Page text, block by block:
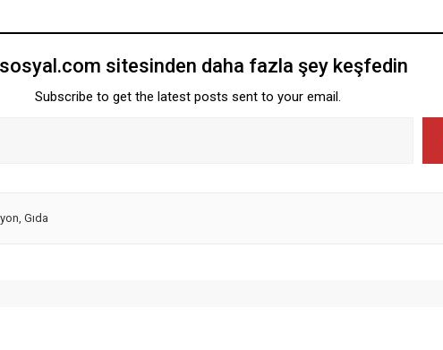
sitesinden daha fazla şey keşfedin
Subscribe to get the latest posts sent to your email.
, Gıda